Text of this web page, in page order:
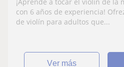
con 6 años de experiencia!
de violín para adultos que...
ver más